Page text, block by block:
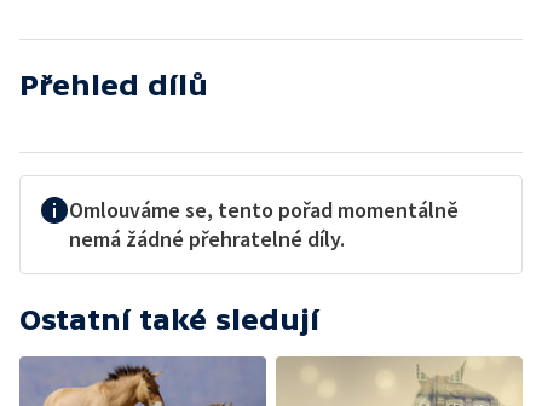
Přehled dílů
Omlouváme se, tento pořad momentálně
nemá žádné přehratelné díly.
Ostatní také sledují